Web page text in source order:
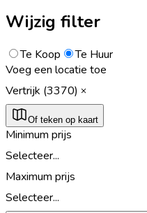
Wijzig filter
Te Koop
Te Huur
Voeg een locatie toe
Vertrijk (3370)
Of teken op kaart
Minimum prijs
Selecteer...
Maximum prijs
Selecteer...